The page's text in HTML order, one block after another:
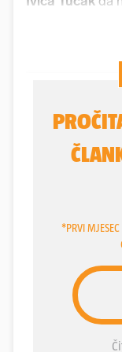
sabere
izbornički